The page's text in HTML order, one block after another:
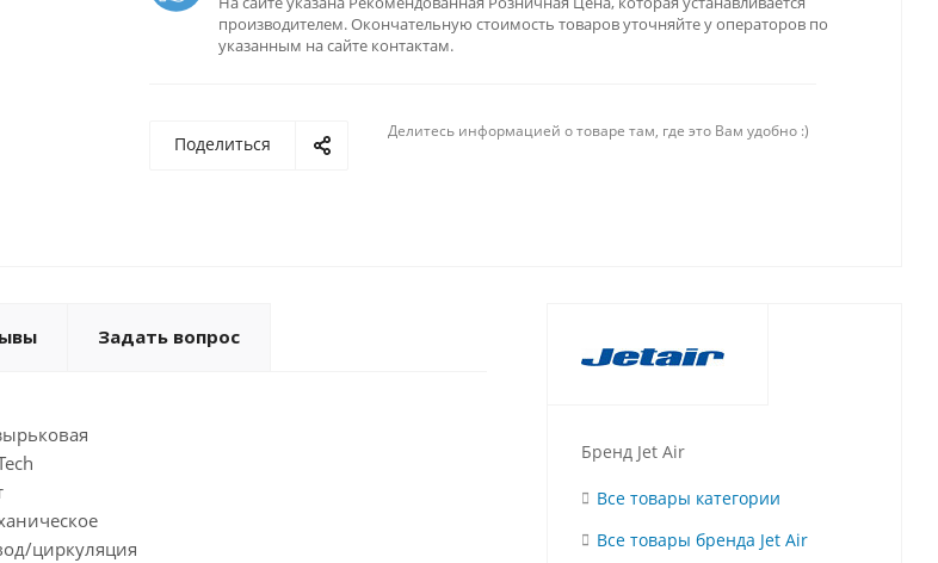
производителем. Окончательную стоимость товаров уточняйте у операторов по
указанным на сайте контактам.
Поделиться
Делитесь информацией о товаре там, где это Вам удобно :)
Задать вопрос
циркуляция
Бренд Jet Air
Все товары категории
Все товары бренда Jet Air